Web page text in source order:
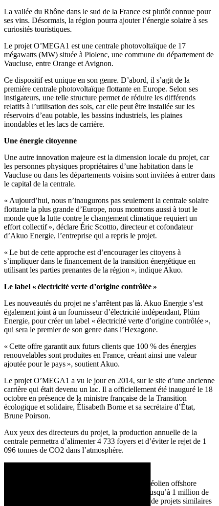
La vallée du Rhône dans le sud de la France est plutôt connue pour
ses vins. Désormais, la région pourra ajouter l’énergie solaire à ses
curiosités touristiques.
Le projet O’MEGA1 est une centrale photovoltaïque de 17
mégawatts (MW) située à Piolenc, une commune du département de
Vaucluse, entre Orange et Avignon.
Ce dispositif est unique en son genre. D’abord, il s’agit de la
première centrale photovoltaïque flottante en Europe. Selon ses
instigateurs, une telle structure permet de réduire les différends
relatifs à l’utilisation des sols, car elle peut être installée sur les
réservoirs d’eau potable, les bassins industriels, les plaines
inondables et les lacs de carrière.
Une énergie citoyenne
Une autre innovation majeure est la dimension locale du projet, car
les personnes physiques propriétaires d’une habitation dans le
Vaucluse ou dans les départements voisins sont invitées à entrer dans
le capital de la centrale.
« Aujourd’hui, nous n’inaugurons pas seulement la centrale solaire
flottante la plus grande d’Europe, nous montrons aussi à tout le
monde que la lutte contre le changement climatique requiert un
effort collectif », déclare Éric Scottto, directeur et cofondateur
d’Akuo Energie, l’entreprise qui a repris le projet.
« Le but de cette approche est d’encourager les citoyens à
s’impliquer dans le financement de la transition énergétique en
utilisant les parties prenantes de la région », indique Akuo.
Le label « électricité verte d’origine contrôlée »
Les nouveautés du projet ne s’arrêtent pas là. Akuo Energie s’est
également joint à un fournisseur d’électricité indépendant, Plüm
Energie, pour créer un label « électricité verte d’origine contrôlée »,
qui sera le premier de son genre dans l’Hexagone.
« Cette offre garantit aux futurs clients que 100 % des énergies
renouvelables sont produites en France, créant ainsi une valeur
ajoutée pour le pays », soutient Akuo.
Le projet O’MEGA1 a vu le jour en 2014, sur le site d’une ancienne
carrière qui était devenu un lac. Il a officiellement été inauguré le 18
octobre en présence de la ministre française de la Transition
écologique et solidaire, Élisabeth Borne et sa secrétaire d’État,
Brune Poirson.
Aux yeux des directeurs du projet, la production annuelle de la
centrale permettra d’alimenter 4 733 foyers et d’éviter le rejet de 1
096 tonnes de CO2 dans l’atmosphère.
C’est peu par rapport aux 1 500 MW d’un parc éolien offshore
comme Hywind en Écosse, qui peut alimenter jusqu’à 1 million de
foyers. Mais l’industrie affirme qu’une myriade de projets similaires